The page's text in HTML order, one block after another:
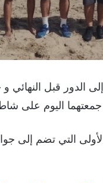
الدور قبل
التي تضم إلى